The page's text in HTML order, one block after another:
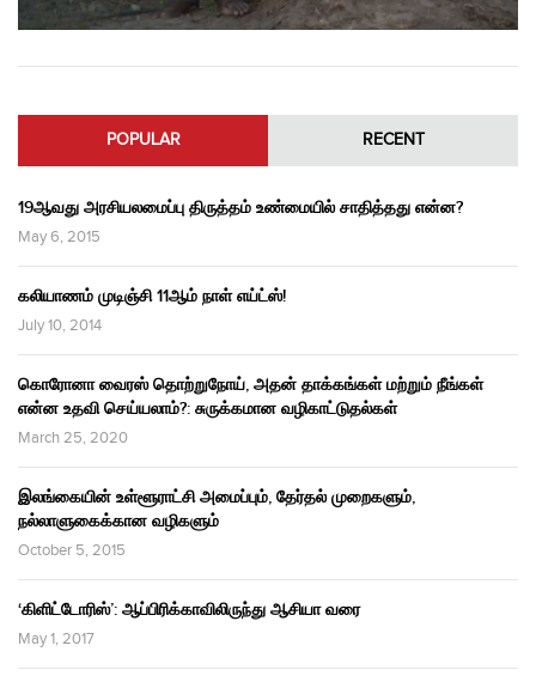
POPULAR RECENT
19ஆவது அரசியலமைப்பு திருத்தம் உண்மையில் சாதித்தது என்ன?
May 6, 2015
கலியாணம் முடிஞ்சி 11ஆம் நாள் எய்ட்ஸ்!
July 10, 2014
கொரோனா வைரஸ் தொற்றுநோய், அதன் தாக்கங்கள் மற்றும் நீங்கள்
என்ன உதவி செய்யலாம்?: சுருக்கமான வழிகாட்டுதல்கள்
March 25, 2020
இலங்கையின் உள்ளூராட்சி அமைப்பும், தேர்தல் முறைகளும்,
நல்லாளுகைக்கான வழிகளும்
October 5, 2015
‘கிளிட்டோரிஸ்’: ஆப்பிரிக்காவிலிருந்து ஆசியா வரை
May 1, 2017